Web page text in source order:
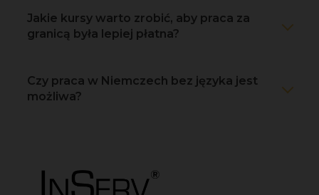
Jakie kursy warto zrobić, aby praca za
granicą była lepiej płatna?
Czy praca w Niemczech bez języka jest
możliwa?